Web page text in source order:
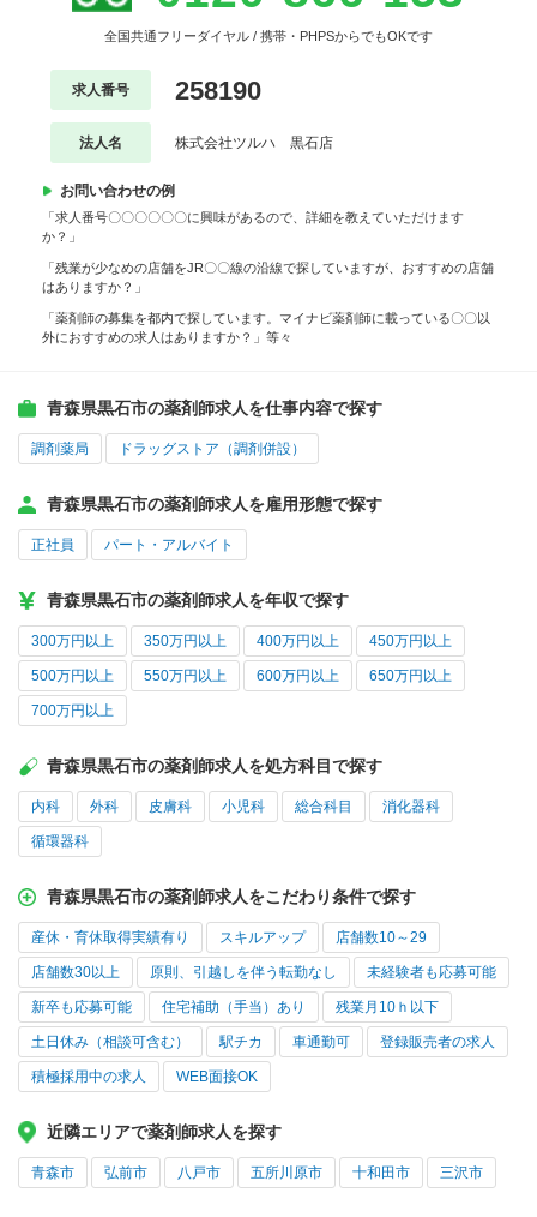
全国共通フリーダイヤル / 携帯・PHPSからでもOKです
求人番号 258190
法人名 株式会社ツルハ 黒石店
お問い合わせの例
「求人番号〇〇〇〇〇〇に興味があるので、詳細を教えていただけます
か？」
「残業が少なめの店舗をJR〇〇線の沿線で探していますが、おすすめの店舗
はありますか？」
「薬剤師の募集を都内で探しています。マイナビ薬剤師に載っている〇〇以
外におすすめの求人はありますか？」等々
青森県黒石市の薬剤師求人を仕事内容で探す
調剤薬局 ドラッグストア（調剤併設）
青森県黒石市の薬剤師求人を雇用形態で探す
正社員 パート・アルバイト
青森県黒石市の薬剤師求人を年収で探す
300万円以上 350万円以上 400万円以上 450万円以上
500万円以上 550万円以上 600万円以上 650万円以上
700万円以上
青森県黒石市の薬剤師求人を処方科目で探す
内科 外科 皮膚科 小児科 総合科目 消化器科
循環器科
青森県黒石市の薬剤師求人をこだわり条件で探す
産休・育休取得実績有り スキルアップ 店舗数10～29
店舗数30以上 原則、引越しを伴う転勤なし 未経験者も応募可能
新卒も応募可能 住宅補助（手当）あり 残業月10ｈ以下
土日休み（相談可含む） 駅チカ 車通勤可 登録販売者の求人
積極採用中の求人 WEB面接OK
近隣エリアで薬剤師求人を探す
青森市 弘前市 八戸市 五所川原市 十和田市 三沢市